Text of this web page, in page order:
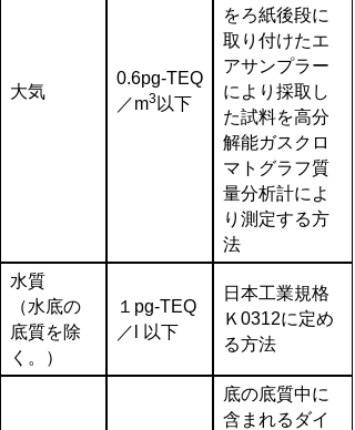
大気
0.6pg-TEQ
／m3以下
をろ紙後段に
取り付けたエ
アサンプラー
により採取し
た試料を高分
解能ガスクロ
マトグラフ質
量分析計によ
り測定する方
法
水質
（水底の
底質を除
く。）
１pg-TEQ
／l 以下
日本工業規格
Ｋ0312に定め
る方法
底の底質中に
含まれるダイ